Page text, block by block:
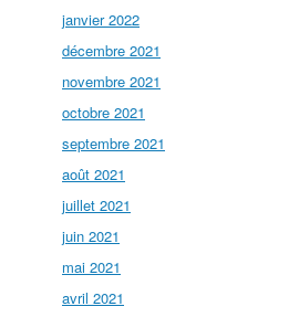
janvier 2022
décembre 2021
novembre 2021
octobre 2021
septembre 2021
août 2021
juillet 2021
juin 2021
mai 2021
avril 2021